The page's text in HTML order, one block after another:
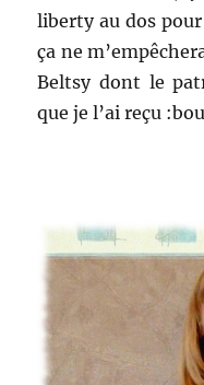
liberty au dos
ça ne
Beltsy dont le
que je l’ai reçu